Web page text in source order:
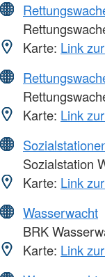
Karte: Link
Karte: Link
Sozialstation
Karte: Link
Wasserwacht
BRK
Karte: Link